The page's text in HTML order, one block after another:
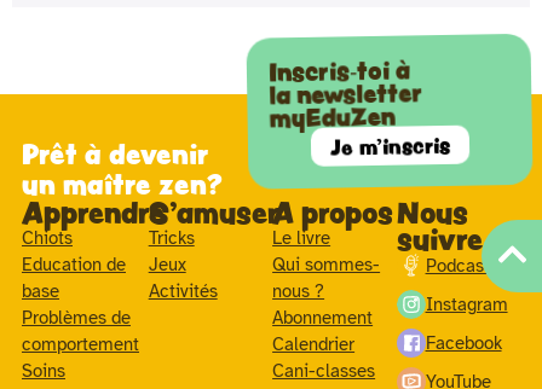
Prêt à devenir
un maître zen?
Inscris-toi à
la newsletter
myEduZen
Je m'inscris
Apprendre
Chiots
Education de
base
Problèmes de
comportement
Soins
S'amuser
Tricks
Jeux
Activités
A propos
Le livre
Qui sommes-
nous ?
Abonnement
Calendrier
Cani-classes
Nous
suivre
Podcast
Instagram
Facebook
YouTube